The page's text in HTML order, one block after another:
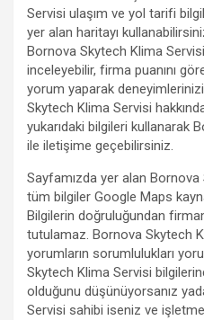
Servisi ulaşım ve yol tarifi
yer alan haritayı
Bornova Skytech Klima
inceleyebilir, firma puanını
yorum yaparak
Skytech Klima Servisi
yukarıdaki bilgileri kullanarak
ile iletişime geçebilirsiniz.
Sayfamızda yer alan
tüm bilgiler Google Maps
Bilgilerin doğruluğundan
tutulamaz. Bornova Skytech
yorumların sorumlulukları
Skytech Klima Servisi
olduğunu düşünüyorsanız
Servisi sahibi iseniz ve işletme